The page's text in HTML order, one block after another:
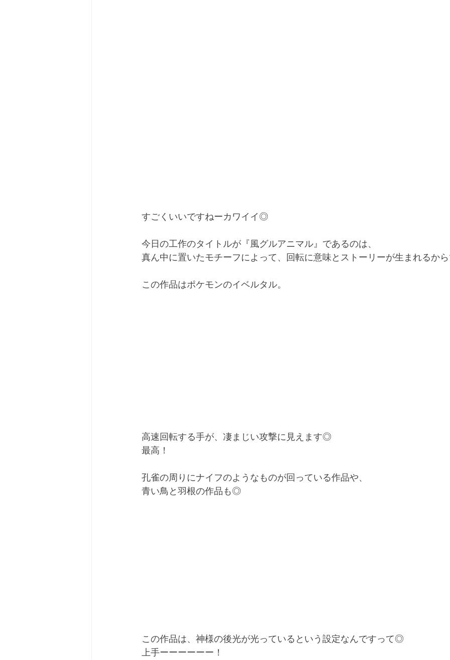
すごくいいですねーカワイイ◎
今日の工作のタイトルが『風グルアニマル』であるのは、
真ん中に置いたモチーフによって、回転に意味とストーリーが生まれるか
この作品はポケモンのイベルタル。
高速回転する手が、凄まじい攻撃に見えます◎
最高！
孔雀の周りにナイフのようなものが回っている作品や、
青い鳥と羽根の作品も◎
この作品は、神様の後光が光っているという設定なんですって◎
上手ーーーーーー！